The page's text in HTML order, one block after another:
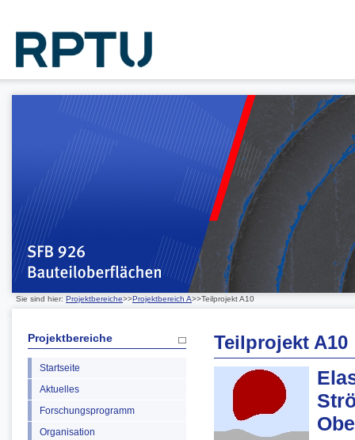
Sie sind hier: Projektbereiche>>Projektbereich A>>Teilprojekt A10
Projektbereiche
Startseite
Aktuelles
Forschungsprogramm
Organisation
Teilprojekt A10